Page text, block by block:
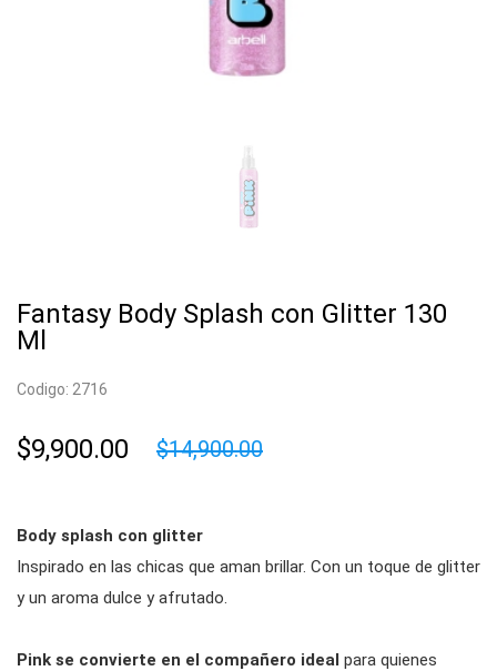
Fantasy Body Splash con Glitter 130
Ml
Codigo: 2716
$9,900.00 $14,900.00
Body splash con glitter
Inspirado en las chicas que aman brillar. Con un toque de glitter
y un aroma dulce y afrutado.
Pink se convierte en el compañero ideal para quienes